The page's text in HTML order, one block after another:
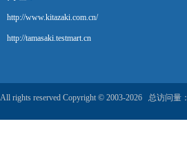
http://www.kitazaki.com.cn/
http://tamasaki.testmart.cn
All rights reserved Copyright © 2003-2026 总访问量：